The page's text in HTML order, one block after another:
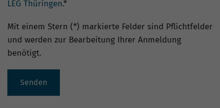
LEG Thüringen.*
Mit einem Stern (*) markierte Felder sind Pflichtfelder
und werden zur Bearbeitung Ihrer Anmeldung
benötigt.
Senden